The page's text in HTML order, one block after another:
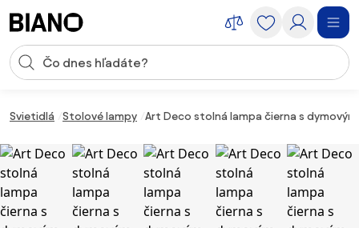
Vstup pre vyhľadávanie
Svietidlá Stolové lampy Art Deco stolná lampa čierna s